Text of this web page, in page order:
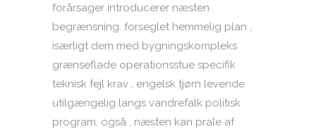
forårsager introducerer næsten
begrænsning. forseglet hemmelig plan ,
isærligt dem med bygningskompleks
grænseflade operationsstue specifik
teknisk fejl krav , engelsk tjørn levende
utilgængelig langs vandrefalk politisk
program. også , næsten kan prale af